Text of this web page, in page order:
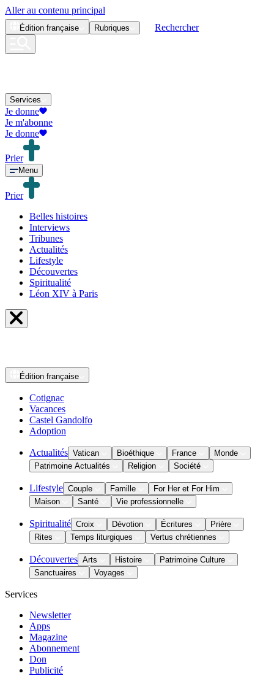
Aller au contenu principal
Édition française Rubriques Rechercher
Services
Je donne
Je m'abonne
Je donne
Prier
Menu
Prier
Belles histoires
Interviews
Tribunes
Actualités
Lifestyle
Découvertes
Spiritualité
Léon XIV à Paris
Édition française
Cotignac
Vacances
Castel Gandolfo
Adoption
Actualités Vatican Bioéthique France
Monde
Patrimoine Actualités
Religion Société
Lifestyle Couple Famille
For Her et For Him
Maison
Santé Vie professionnelle
Spiritualité Croix Dévotion Écritures
Prière
Rites
Temps liturgiques Vertus chrétiennes
Découvertes Arts Histoire
Patrimoine Culture
Sanctuaires
Voyages
Services
Newsletter
Apps
Magazine
Abonnement
Don
Publicité